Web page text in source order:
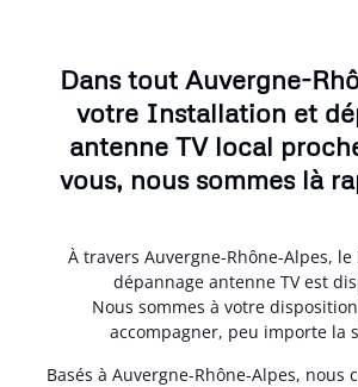
Dans tout Auvergne-
votre Installation et
antenne TV local
vous, nous sommes là
À travers Auvergne-Rhône-Alpes,
dépannage antenne TV est
Nous sommes à votre
accompagner, peu importe la
Basés à Auvergne-Rhône-Alpes, nous